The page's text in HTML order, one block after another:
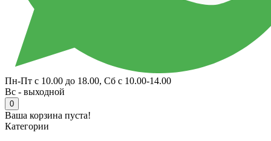
Пн-Пт с 10.00 до 18.00, Сб с 10.00-14.00
Вс - выходной
0
Ваша корзина пуста!
Категории